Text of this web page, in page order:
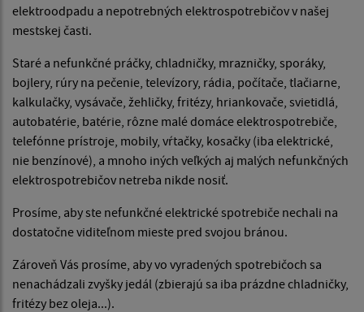
elektroodpadu a nepotrebných elektrospotrebičov v našej
mestskej časti.
Staré a nefunkčné práčky, chladničky, mrazničky, sporáky,
bojlery, rúry na pečenie, televízory, rádia, počítače, tlačiarne,
kalkulačky, vysávače, žehličky, fritézy, hriankovače, svietidlá,
autobatérie, batérie, rôzne malé domáce elektrospotrebiče,
telefónne prístroje, mobily, vŕtačky, kosačky (iba elektrické,
nie benzínové), a mnoho iných veľkých aj malých nefunkčných
elektrospotrebičov netreba nikde nosiť.
Prosíme, aby ste nefunkčné elektrické spotrebiče nechali na
dostatočne viditeľnom mieste pred svojou bránou.
Zároveň Vás prosíme, aby vo vyradených spotrebičoch sa
nenachádzali zvyšky jedál (zbierajú sa iba prázdne chladničky,
fritézy bez oleja...).